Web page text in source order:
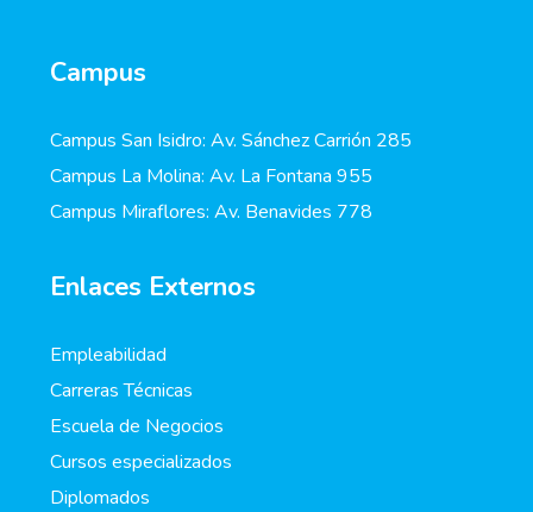
Campus
Campus San Isidro: Av. Sánchez Carrión 285
Campus La Molina: Av. La Fontana 955
Campus Miraflores: Av. Benavides 778
Enlaces Externos
Empleabilidad
Carreras Técnicas
Escuela de Negocios
Cursos especializados
Diplomados